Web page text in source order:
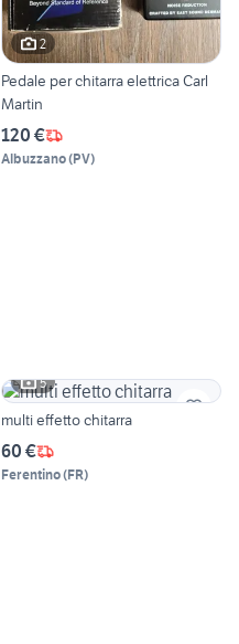
2
Pedale per chitarra elettrica Carl
Martin
120 €
Albuzzano(PV)
5
multi effetto chitarra
60 €
Ferentino(FR)